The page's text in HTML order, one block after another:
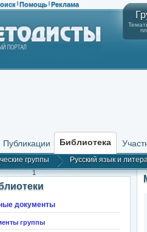
| Помощь | Реклама
Публикации Библиотека
группы Русский язык и
1
документы
группы